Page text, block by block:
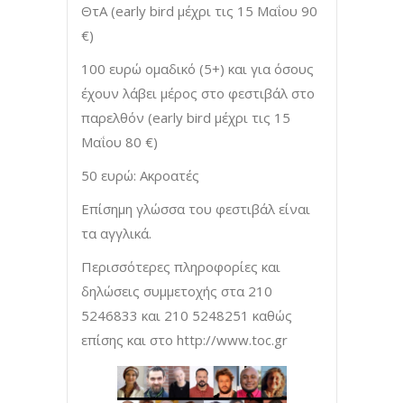
ΘτΑ (early bird μέχρι τις 15 Μαΐου 90
€)
100 ευρώ ομαδικό (5+) και για όσους
έχουν λάβει μέρος στο φεστιβάλ στο
παρελθόν (early bird μέχρι τις 15
Μαΐου 80 €)
50 ευρώ: Ακροατές
Επίσημη γλώσσα του φεστιβάλ είναι
τα αγγλικά.
Περισσότερες πληροφορίες και
δηλώσεις συμμετοχής στα 210
5246833 και 210 5248251 καθώς
επίσης και στο http://www.toc.gr